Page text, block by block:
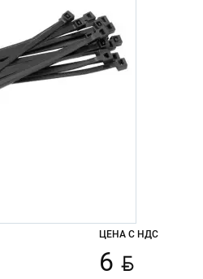
ЦЕНА С НДС
6 BYN